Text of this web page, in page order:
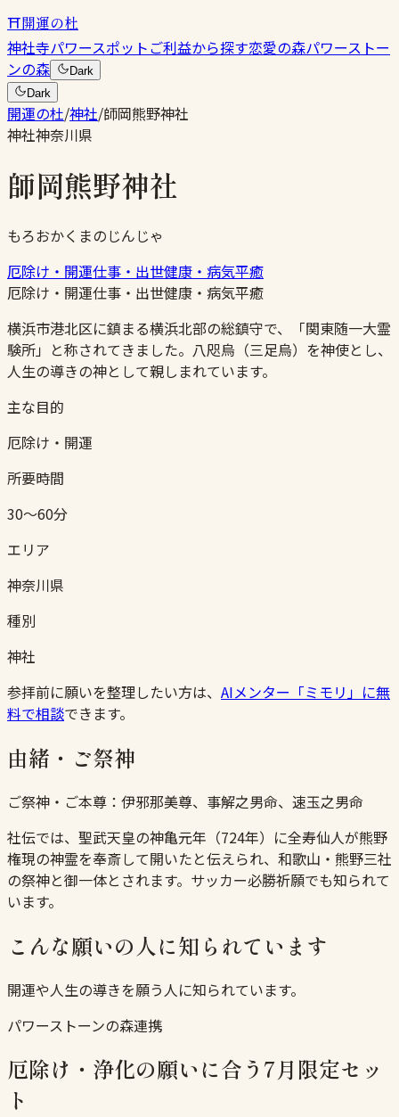
⛩開運の杜
神社寺パワースポットご利益から探す恋愛の森パワーストー
ンの森
Dark
Dark
開運の杜/神社/師岡熊野神社
神社神奈川県
師岡熊野神社
もろおかくまのじんじゃ
厄除け・開運仕事・出世健康・病気平癒
厄除け・開運仕事・出世健康・病気平癒
横浜市港北区に鎮まる横浜北部の総鎮守で、「関東随一大霊
験所」と称されてきました。八咫烏（三足烏）を神使とし、
人生の導きの神として親しまれています。
主な目的
厄除け・開運
所要時間
30〜60分
エリア
神奈川県
種別
神社
参拝前に願いを整理したい方は、 AIメンター「ミモリ」に無
料で相談できます。
由緒・ご祭神
ご祭神・ご本尊： 伊邪那美尊、事解之男命、速玉之男命
社伝では、聖武天皇の神亀元年（724年）に全寿仙人が熊野
権現の神霊を奉斎して開いたと伝えられ、和歌山・熊野三社
の祭神と御一体とされます。サッカー必勝祈願でも知られて
います。
こんな願いの人に知られています
開運や人生の導きを願う人に知られています。
パワーストーンの森連携
厄除け・浄化の願いに合う7月限定セッ
ト